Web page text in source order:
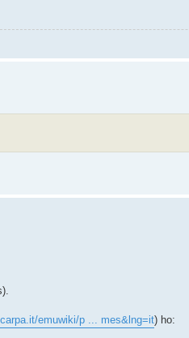
emuwiki/p ... mes&lng=it) ho: